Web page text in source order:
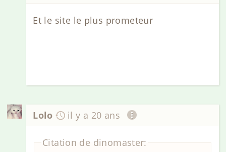
Et le site le plus prometeur
Lolo il y a 20 ans
Citation de dinomaster: